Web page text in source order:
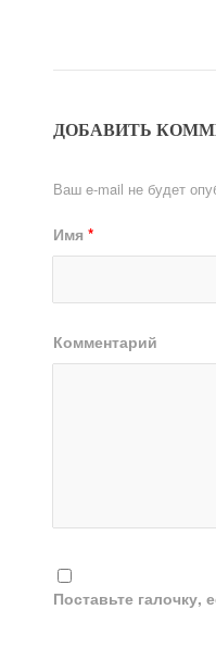
ДОБАВИТЬ
Ваш e-mail не будет
Имя *
Комментарий
Поставьте галочку,